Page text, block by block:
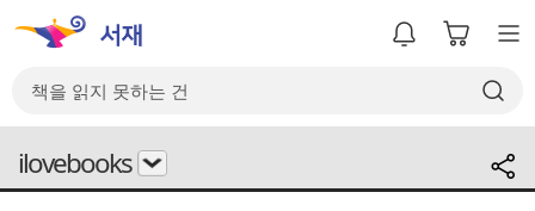
ilovebooks